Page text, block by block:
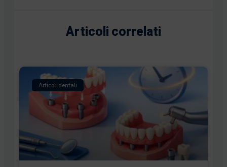
Articoli correlati
Articoli dentali